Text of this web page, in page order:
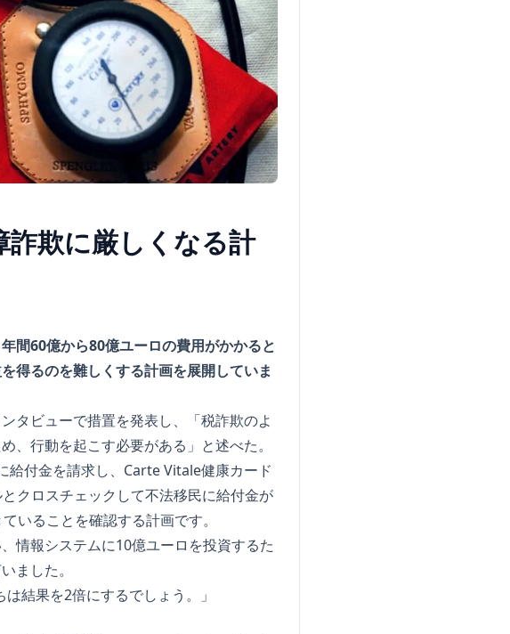
欺に厳しくなる計
間60億から80億ユーロの費用がかかると
得るのを難しくする計画を展開していま
タビューで措置を発表し、「税詐欺のよ
、行動を起こす必要がある」と述べた。
給付金を請求し、Carte Vitale健康カード
クロスチェックして不法移民に給付金が
いることを確認する計画です。
情報システムに10億ユーロを投資するた
ました。
結果を2倍にするでしょう。」